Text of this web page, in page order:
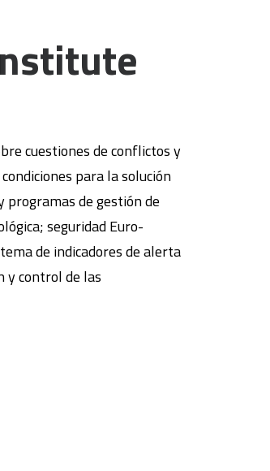
cuestiones de conflictos y
para la solución
programas de gestión de
seguridad Euro-
de indicadores de alerta
y control de las